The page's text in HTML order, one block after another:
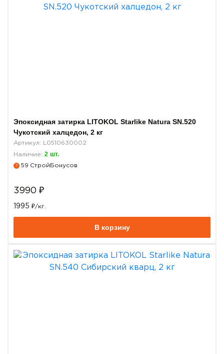
Эпоксидная затирка LITOKOL Starlike Natura SN.520
Чукотский халцедон, 2 кг
Артикул: L0510630002
Наличие: 2 шт.
? 59 СтройБонусов
3990 ₽
1995 ₽/кг.
В корзину